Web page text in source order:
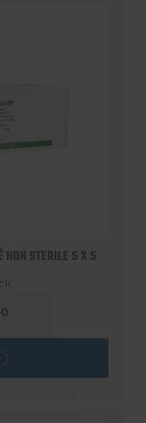
NON STERILE 5 X 5